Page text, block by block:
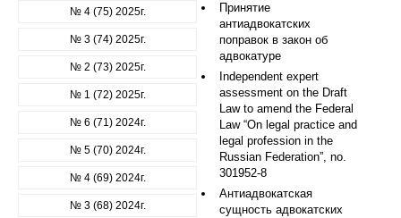
№ 4 (75) 2025г.
№ 3 (74) 2025г.
№ 2 (73) 2025г.
№ 1 (72) 2025г.
№ 6 (71) 2024г.
№ 5 (70) 2024г.
№ 4 (69) 2024г.
№ 3 (68) 2024г.
Принятие
антиадвокатских
поправок в закон об
адвокатуре
Independent expert
assessment on the Draft
Law to amend the Federal
Law “On legal practice and
legal profession in the
Russian Federation”, no.
301952-8
Антиадвокатская
сущность адвокатских